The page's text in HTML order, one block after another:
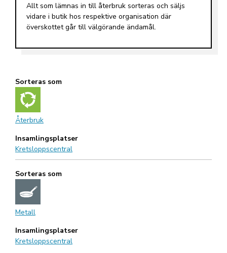
Allt som lämnas in till återbruk sorteras och säljs
vidare i butik hos respektive organisation där
överskottet går till välgörande ändamål.
Sorteras som
Återbruk
Insamlingsplatser
Kretsloppscentral
Sorteras som
Metall
Insamlingsplatser
Kretsloppscentral